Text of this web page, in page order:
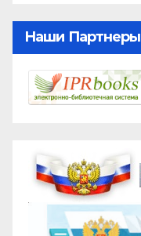
Наши Партнеры